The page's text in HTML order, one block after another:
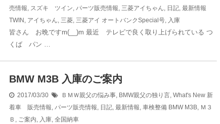
売情報
スズキ ツイン パーツ販売情報 三菱アイちゃん 日記 最新情報
TWIN アイちゃん 三菱 三菱アイ オートバンクSpecial号 入庫
皆さん お晩ですm(__)m 最近 テレビで良く取り上げられている つ
くば パン …
BMW M3B 入庫のご案内
2017/03/30 ＢＭＷ親父の悩み事 BMW親父の独り言 What's New 新
着車 販売情報 パーツ販売情報 日記 最新情報 車検整備 BMW M3B Ｍ３
Ｂ
ご案内 入庫 全国納車